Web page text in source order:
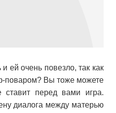
ей очень повезло, так как
поваром? Вы тоже можете
ставит перед вами игра.
диалога между матерью